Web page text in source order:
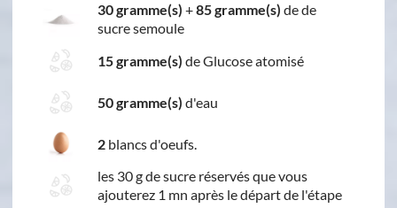
30 gramme(s) +85 gramme(s) de de
sucre semoule
15 gramme(s) de Glucose atomisé
50 gramme(s) d'eau
2 blancs d'oeufs.
les 30 g de sucre réservés que vous
ajouterez 1 mn après le départ de l'étape